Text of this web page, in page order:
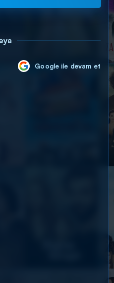
Google ile devam et